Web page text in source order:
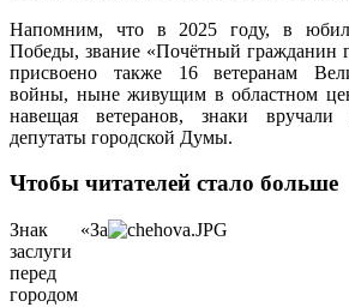
Напомним, что в 2025 году, в
Победы, звание «Почётный гражданин
присвоено также 16 ветеранам
войны, ныне живущим в областном
навещая ветеранов, знаки
депутаты городской Думы.
Чтобы читателей стало больше
Знак «За
заслуги
перед
городом